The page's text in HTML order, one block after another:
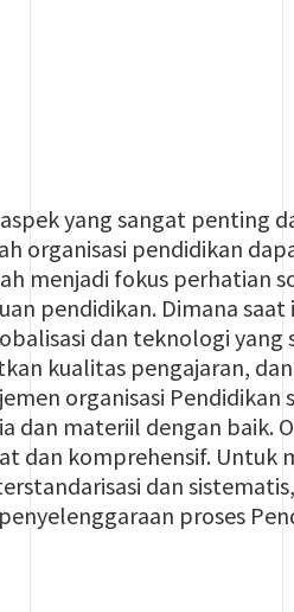
yang sangat penting
organisasi pendidikan
menjadi fokus perhatian
pendidikan. Dimana saat
dan teknologi yang
kualitas pengajaran,
organisasi Pendidikan
dan materiil dengan baik.
dan komprehensif. Untuk
dan
proses